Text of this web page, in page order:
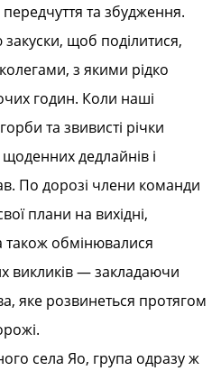
передчуття та збудження.
закуски, щоб поділитися,
з якими рідко
годин. Коли наші
та звивисті річки
щоденних дедлайнів і
По дорозі члени команди
плани на вихідні,
також обмінювалися
— закладаючи
яке розвинеться протягом
села Яо, група одразу ж